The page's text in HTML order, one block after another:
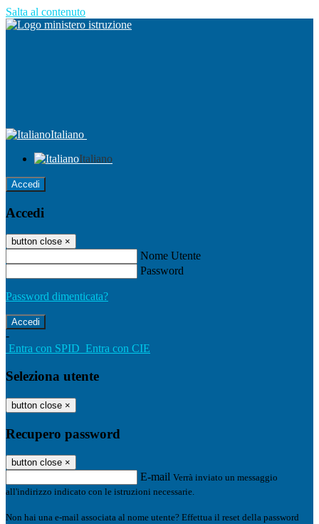
Salta al contenuto
Italiano
Italiano
Accedi
Accedi
button close ×
Nome Utente
Password
Password dimenticata?
-
Entra con SPID Entra con CIE
Seleziona utente
button close ×
Recupero password
button close ×
E-mail Verrà inviato un messaggio
all'indirizzo indicato con le istruzioni necessarie.
Non hai una e-mail associata al nome utente? Effettua il reset della password